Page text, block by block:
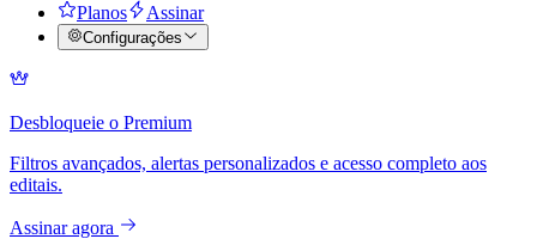
Planos
Assinar
Configurações
Desbloqueie o Premium
Filtros avançados, alertas personalizados e acesso completo aos
editais.
Assinar agora